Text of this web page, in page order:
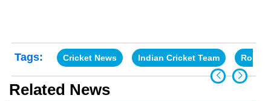
Tags: Cricket News Indian Cricket Team Robin
Related News